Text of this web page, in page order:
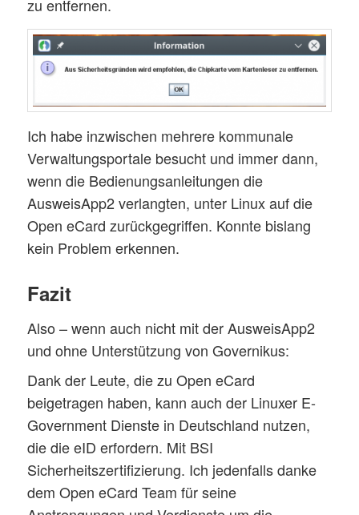
zu entfernen.
Ich habe inzwischen mehrere kommunale
Verwaltungsportale besucht und immer dann,
wenn die Bedienungsanleitungen die
AusweisApp2 verlangten, unter Linux auf die
Open eCard zurückgegriffen. Konnte bislang
kein Problem erkennen.
Fazit
Also – wenn auch nicht mit der AusweisApp2
und ohne Unterstützung von Governikus:
Dank der Leute, die zu Open eCard
beigetragen haben, kann auch der Linuxer E-
Government Dienste in Deutschland nutzen,
die die eID erfordern. Mit BSI
Sicherheitszertifizierung. Ich jedenfalls danke
dem Open eCard Team für seine